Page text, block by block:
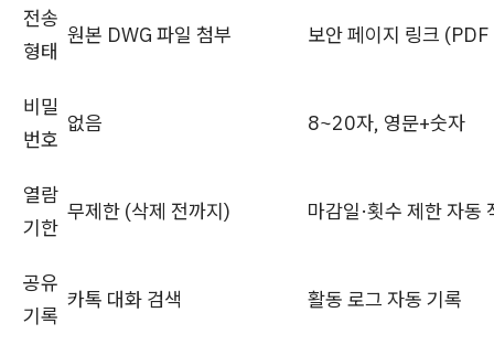
전송
형태
원본 DWG 파일 첨부 보안 페이지 링크 (PDF
비밀
번호
없음 8~20자, 영문+숫자
열람
기한
무제한 (삭제 전까지) 마감일·횟수 제한 자동
공유
기록
카톡 대화 검색 활동 로그 자동 기록